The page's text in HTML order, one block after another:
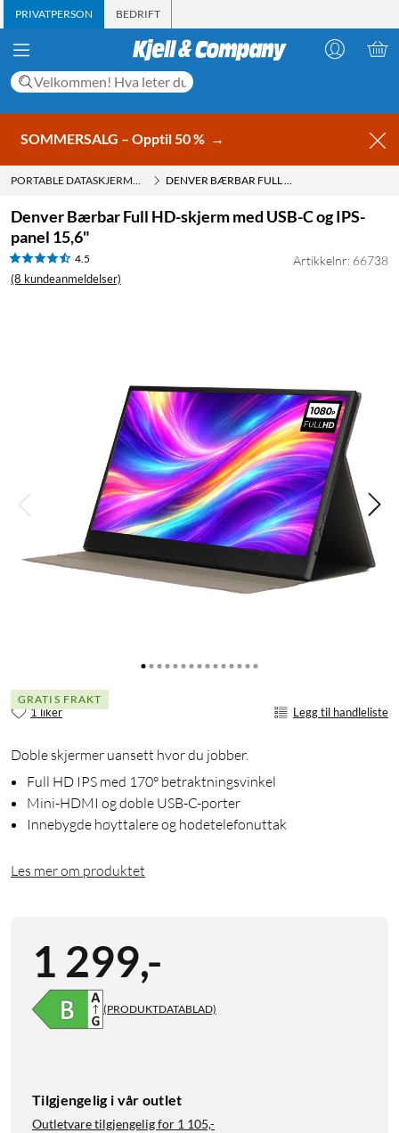
PRIVATPERSON BEDRIFT
SOMMERSALG – Opptil 50 % →
PORTABLE DATASKJERMER DENVER BÆRBAR FULL HD-SKJERM MED USB-C OG IPS-PANEL 15,6"
Denver Bærbar Full HD-skjerm med USB-C og IPS-
panel 15,6"
4.5
(8 kundeanmeldelser)
Artikkelnr: 66738
GRATIS FRAKT
1 liker Legg til handleliste
Doble skjermer uansett hvor du jobber.
Full HD IPS med 170° betraktningsvinkel
Mini-HDMI og doble USB-C-porter
Innebygde høyttalere og hodetelefonuttak
Les mer om produktet
1 299,-
(PRODUKTDATABLAD)
Tilgjengelig i vår outlet
Outletvare tilgjengelig for 1 105,-